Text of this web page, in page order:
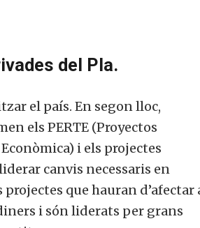
del Pla.
el país. En segon lloc,
els PERTE (Proyectos
i els projectes
canvis necessaris en
que hauran d’afectar a
i són liderats per grans